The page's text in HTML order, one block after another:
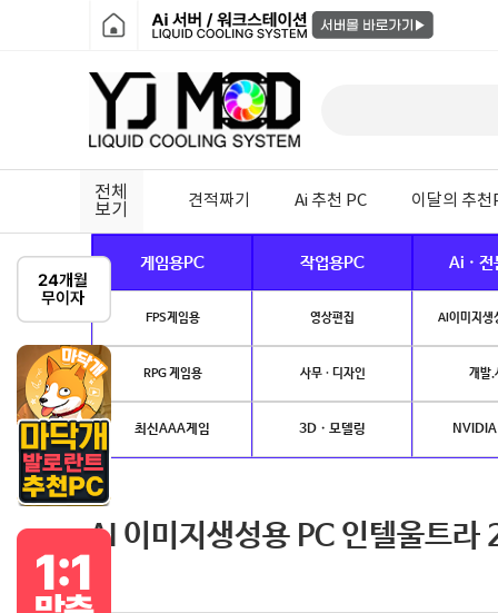
전체
보기
견적짜기 Ai 추천 PC 이달의 추천
게임용PC 작업용PC Ai · 전
FPS게임용 영상편집 AI이미지생
RPG 게임용 사무 · 디자인 개발.
최신AAA게임 3D · 모델링
AI 이미지생성용 PC 인텔울트